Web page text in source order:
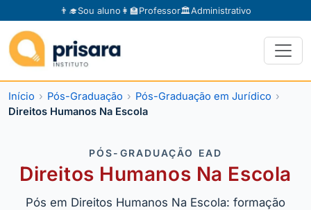
👨‍🎓Sou aluno 👩‍🏫Professor🏛️Administrativo
Início Pós-Graduação
Pós-Graduação em Jurídico
Direitos Humanos Na Escola
PÓS-GRADUAÇÃO EAD
Direitos Humanos Na Escola
Pós em Direitos Humanos Na Escola: formação